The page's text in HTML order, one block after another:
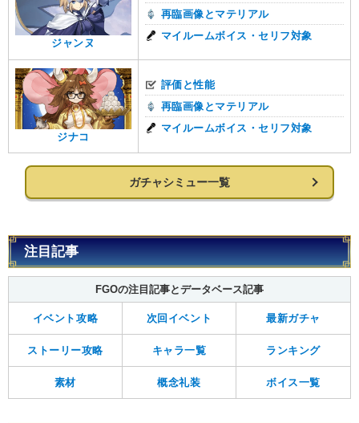
ジャンヌ
再臨画像とマテリアル
マイルームボイス・セリフ対象
ジナコ
評価と性能
再臨画像とマテリアル
マイルームボイス・セリフ対象
ガチャシミュー一覧
注目記事
FGOの注目記事とデータベース記事
イベント攻略 次回イベント 最新ガチャ
ストーリー攻略 キャラ一覧 ランキング
素材 概念礼装 ボイス一覧